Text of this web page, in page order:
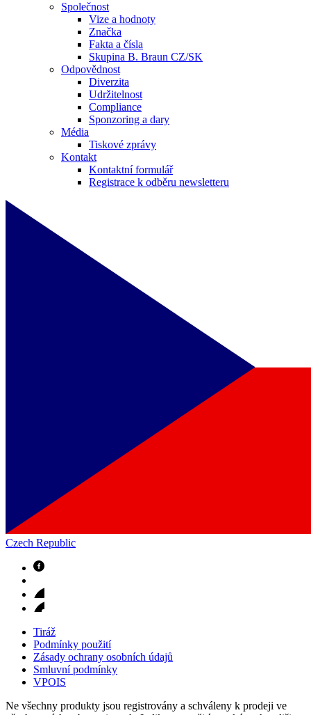
Společnost
Vize a hodnoty
Značka
Fakta a čísla
Skupina B. Braun CZ/SK
Odpovědnost
Diverzita
Udržitelnost
Compliance
Sponzoring a dary
Média
Tiskové zprávy
Kontakt
Kontaktní formulář
Registrace k odběru newsletteru
Czech Republic
Tiráž
Podmínky použití
Zásady ochrany osobních údajů
Smluvní podmínky
VPOIS
Ne všechny produkty jsou registrovány a schváleny k prodeji ve